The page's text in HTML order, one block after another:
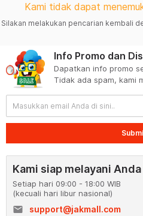
Kami tidak dapat
Silakan melakukan pencarian kembali
Info Promo dan
Dapatkan info promo
Tidak ada spam, kami
Kami siap melayani Anda
Setiap hari 09:00 - 18:00 WIB
(kecuali hari libur nasional)
email
support@jakmall.com